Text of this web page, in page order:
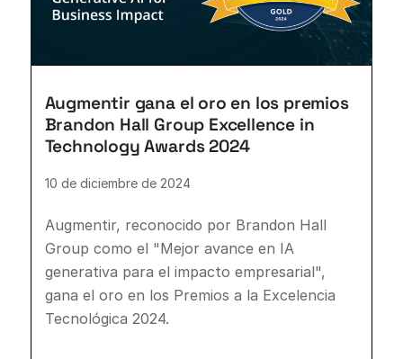
Augmentir gana el oro en los premios
Brandon Hall Group Excellence in
Technology Awards 2024
10 de diciembre de 2024
Augmentir, reconocido por Brandon Hall
Group como el "Mejor avance en IA
generativa para el impacto empresarial",
gana el oro en los Premios a la Excelencia
Tecnológica 2024.